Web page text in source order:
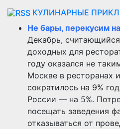
КУЛИНАРНЫЕ
Не бары, перекусим
Декабрь,
доходных для
году оказался не
Москве в ресторанах
сократилось на 9%
России — на 5%.
посещать заведения
отказываться от